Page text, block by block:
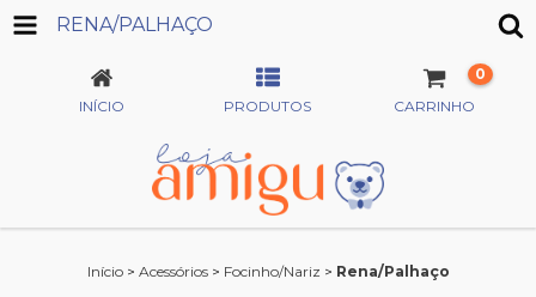
RENA/PALHAÇO
INÍCIO PRODUTOS CARRINHO
0
Início > Acessórios > Focinho/Nariz > Rena/Palhaço